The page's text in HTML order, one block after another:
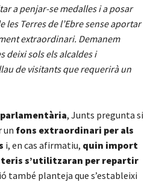
a penjar-se medalles i a posar
les Terres de l’Ebre sense aportar
extraordinari. Demanem
deixi sols els alcaldes i
de visitants que requerirà un
, Junts pregunta si
un fons extraordinari per als
i, en cas afirmatiu, quin import
s’utilitzaran per repartir
també planteja que s’estableixi